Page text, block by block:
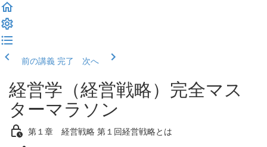
前の講義 完了 次へ
経営学（経営戦略）完全マス
ターマラソン
第１章 経営戦略 第１回経営戦略とは